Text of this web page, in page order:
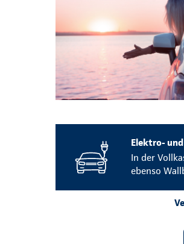
Elektro-
In der
ebenso